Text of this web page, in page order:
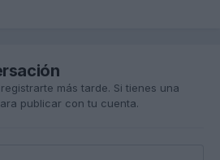
más tarde. Si tienes una
publicar con tu cuenta.